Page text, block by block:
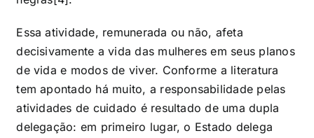
Essa atividade, remunerada ou não, afeta
decisivamente a vida das mulheres em seus planos
de vida e modos de viver. Conforme a literatura
tem apontado há muito, a responsabilidade pelas
atividades de cuidado é resultado de uma dupla
delegação: em primeiro lugar, o Estado delega